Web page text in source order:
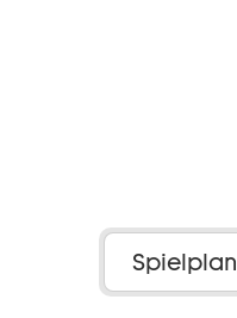
Spielplan